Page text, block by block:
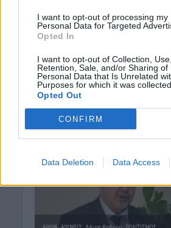
I want to opt-out of processing my
Personal Data for Targeted
Opted In
I want to opt-out of Collection, Use,
Retention, Sale, and/or Sharing of
Personal Data that Is Unrelated
Purposes for which it was collected.
Opted Out
CONFIRM
Data Deletion Data Access